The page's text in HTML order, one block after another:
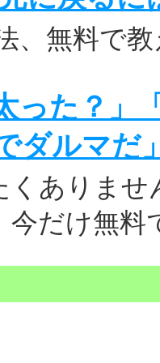
、無料で
った？
ダルマだ
くありま
今だけ無料